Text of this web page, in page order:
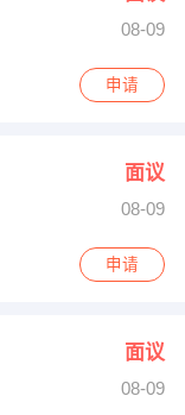
08-09
申请
面议
08-09
申请
面议
08-09